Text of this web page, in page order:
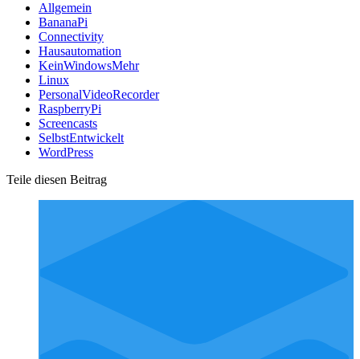
Allgemein
BananaPi
Connectivity
Hausautomation
KeinWindowsMehr
Linux
PersonalVideoRecorder
RaspberryPi
Screencasts
SelbstEntwickelt
WordPress
Teile diesen Beitrag